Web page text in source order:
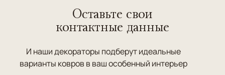
Оставьте свои
контактные данные
И наши декораторы подберут идеальные
варианты ковров в ваш особенный интерьер